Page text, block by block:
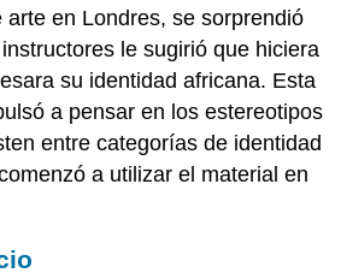
arte en Londres, se sorprendió
le sugirió que hiciera
su identidad africana. Esta
a pensar en los estereotipos
entre categorías de identidad
a utilizar el material en